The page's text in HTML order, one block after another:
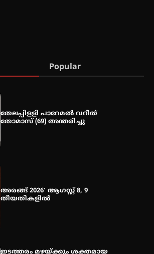
Popular
തേലപ്പിളളി പാറേമൽ വറീത്
തോമാസ് (69) അന്തരിച്ചു
അരങ്ങ് 2026′ ആഗസ്റ്റ് 8, 9
തീയതികളിൽ
ഇടത്തരം മഴയ്ക്കും ശക്തമായ